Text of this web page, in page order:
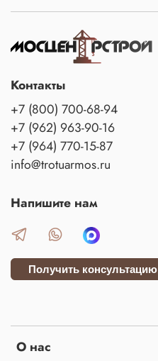
О нас
Контакты
+7 (800) 700-68-94
+7 (962) 963-90-16
+7 (964) 770-15-87
info@trotuarmos.ru
Напишите нам
Получить консультацию